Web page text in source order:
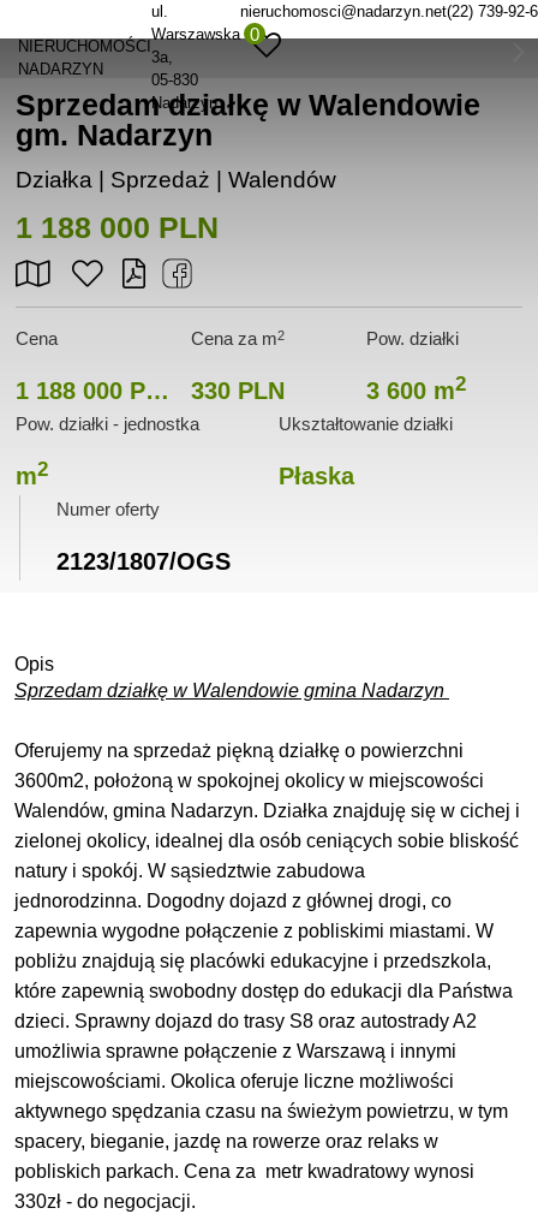
NIERUCHOMOŚCI
NADARZYN
ul.
Warszawska
3a
05-830
Nadarzyn
nieruchomosci@nadarzyn.net(22) 739-92-
0
Sprzedam działkę w Walendowie
gm. Nadarzyn
Działka | Sprzedaż |Walendów
1 188 000 PLN
Cena
1 188 000 PLN
Cena za m2
330 PLN
Pow. działki
3 600 m2
Pow. działki - jednostka
m2
Ukształtowanie działki
Płaska
Numer oferty
2123/1807/OGS
Opis
Sprzedam działkę w Walendowie gmina Nadarzyn
Oferujemy na sprzedaż piękną działkę o powierzchni
3600m2, położoną w spokojnej okolicy w miejscowości
Walendów, gmina Nadarzyn. Działka znajduję się w cichej i
zielonej okolicy, idealnej dla osób ceniących sobie bliskość
natury i spokój. W sąsiedztwie zabudowa
jednorodzinna. Dogodny dojazd z głównej drogi, co
zapewnia wygodne połączenie z pobliskimi miastami. W
pobliżu znajdują się placówki edukacyjne i przedszkola,
które zapewnią swobodny dostęp do edukacji dla Państwa
dzieci. Sprawny dojazd do trasy S8 oraz autostrady A2
umożliwia sprawne połączenie z Warszawą i innymi
miejscowościami. Okolica oferuje liczne możliwości
aktywnego spędzania czasu na świeżym powietrzu, w tym
spacery, bieganie, jazdę na rowerze oraz relaks w
pobliskich parkach. Cena za metr kwadratowy wynosi
330zł - do negocjacji.